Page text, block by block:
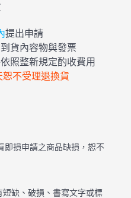
提出申請
貨內容物與發票
照整新規定酌收費用
不受理退換貨
即損申請之商品缺損，恕不
缺、破損、書寫文字或標